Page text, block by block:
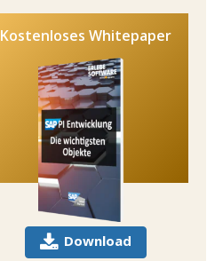
Kostenloses Whitepaper
Download